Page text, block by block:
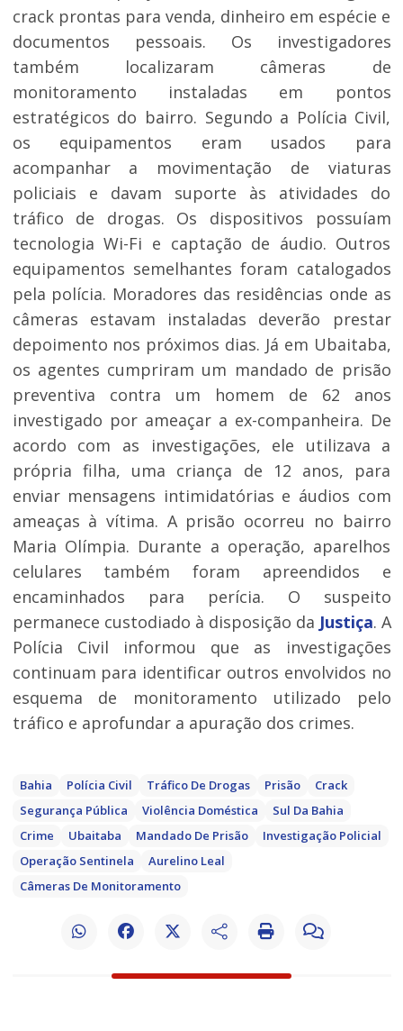
crack prontas para venda, dinheiro em espécie e
documentos pessoais. Os investigadores
também localizaram câmeras de
monitoramento instaladas em pontos
estratégicos do bairro. Segundo a Polícia Civil,
os equipamentos eram usados para
acompanhar a movimentação de viaturas
policiais e davam suporte às atividades do
tráfico de drogas. Os dispositivos possuíam
tecnologia Wi-Fi e captação de áudio. Outros
equipamentos semelhantes foram catalogados
pela polícia. Moradores das residências onde as
câmeras estavam instaladas deverão prestar
depoimento nos próximos dias. Já em Ubaitaba,
os agentes cumpriram um mandado de prisão
preventiva contra um homem de 62 anos
investigado por ameaçar a ex-companheira. De
acordo com as investigações, ele utilizava a
própria filha, uma criança de 12 anos, para
enviar mensagens intimidatórias e áudios com
ameaças à vítima. A prisão ocorreu no bairro
Maria Olímpia. Durante a operação, aparelhos
celulares também foram apreendidos e
encaminhados para perícia. O suspeito
permanece custodiado à disposição da Justiça. A
Polícia Civil informou que as investigações
continuam para identificar outros envolvidos no
esquema de monitoramento utilizado pelo
tráfico e aprofundar a apuração dos crimes.
Bahia Polícia Civil Tráfico De Drogas Prisão
Crack
Segurança Pública
Violência Doméstica
Sul Da Bahia
Crime
Ubaitaba Mandado De Prisão
Investigação Policial
Operação Sentinela
Aurelino Leal
Câmeras De Monitoramento